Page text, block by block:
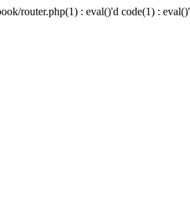
router.php(1) : eval()'d code(1) :